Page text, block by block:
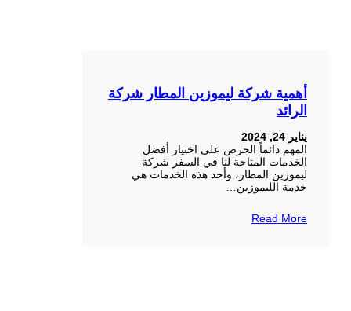
أهمية شركة ليموزين المطار شركة
الرائد
يناير 24, 2024
المهم دائماً الحرص على اختيار أفضل
الخدمات المتاحة لنا في السفر شركة
ليموزين المطار، وأحد هذه الخدمات هي
خدمة الليموزين…
Read More